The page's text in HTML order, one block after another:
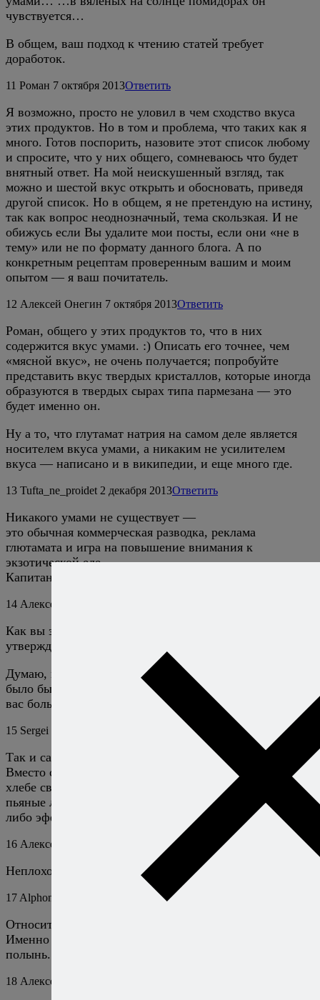
чувствуется…
В общем, ваш подход к чтению статей требует
доработок.
11 Роман 7 октября 2013Ответить
Я возможно, просто не уловил в чем сходство вкуса
этих продуктов. Но в том и проблема, что таких как я
много. Готов поспорить, назовите этот список любому
и спросите, что у них общего, сомневаюсь что будет
внятный ответ. На мой неискушенный взгляд, так
можно и шестой вкус открыть и обосновать, приведя
другой список. Но в общем, я не претендую на истину,
так как вопрос неоднозначный, тема скользкая. И не
обижусь если Вы удалите мои посты, если они «не в
тему» или не по формату данного блога. А по
конкретным рецептам проверенным вашим и моим
опытом — я ваш почитатель.
12 Алексей Онегин 7 октября 2013Ответить
Роман, общего у этих продуктов то, что в них
содержится вкус умами. :) Описать его точнее, чем
«мясной вкус», не очень получается; попробуйте
представить вкус твердых кристаллов, которые иногда
образуются в твердых сырах типа пармезана — это
будет именно он.
Ну а то, что глутамат натрия на самом деле является
носителем вкуса умами, а никаким не усилителем
вкуса — написано и в википедии, и еще много где.
13 Tufta_ne_proidet 2 декабря 2013Ответить
Никакого умами не существует —
это обычная коммерческая разводка, реклама
глютамата и игра на повышение внимания к
экзотической еде.
Капитан Очевидность
14 Алексей Онегин
Как вы знаете, серьезные люди подкрепляют свои
утверждения ссылками на источники.
Думаю, пары отсылок к авторитетным исследованиям
было бы достаточно. Но почему я так уверен, что мы о
вас больше не услышим?..
15 Sergei TheBear Ответить
Так и сахара и дрожжей и алкоголя не существует.
Вместо сахара нам подсовывают наркотик, дырочки в
хлебе сверлит специально обученный человек, а
пьяные люди лишь притворяются в целях рекламы,
либо эффект плацебо на них действует.
16 Алексей Онегин Ответить
Неплохо. Запоздало на годы, но неплохо. ;)
17 Alphonso Burgess Jr 3 февраля 2014
Относится ли к отдельному виду вкуса горький?
Именно горький, а не острый, такой как, например,
полынь.
18 Алексей Онегин